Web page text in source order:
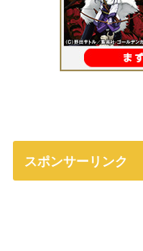
スポンサーリンク